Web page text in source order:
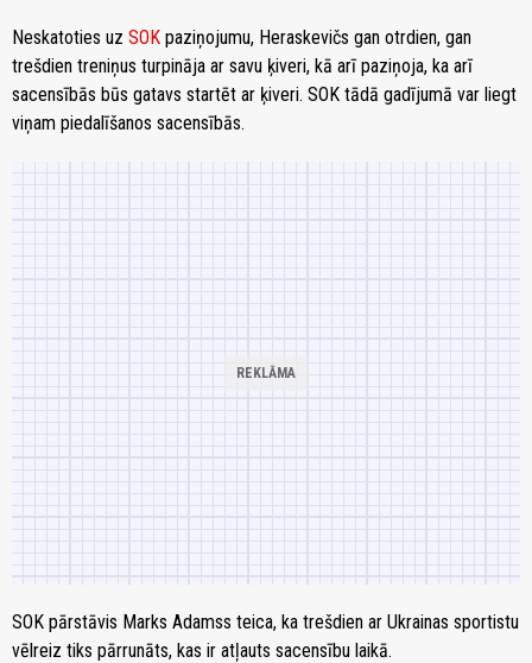
Neskatoties uz SOK paziņojumu, Heraskevičs gan otrdien, gan
trešdien treniņus turpināja ar savu ķiveri, kā arī paziņoja, ka arī
sacensībās būs gatavs startēt ar ķiveri. SOK tādā gadījumā var liegt
viņam piedalīšanos sacensībās.
SOK pārstāvis Marks Adamss teica, ka trešdien ar Ukrainas sportistu
vēlreiz tiks pārrunāts, kas ir atļauts sacensību laikā.